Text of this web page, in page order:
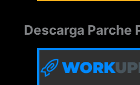
Descarga Parche